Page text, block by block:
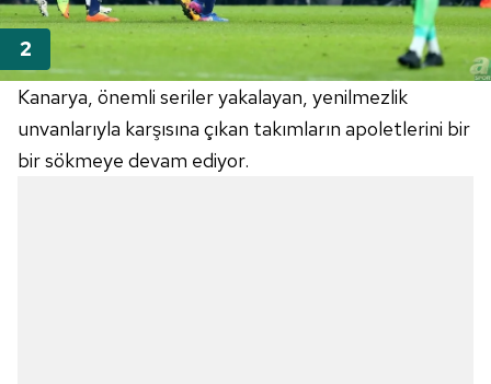
Kanarya, önemli seriler yakalayan, yenilmezlik
unvanlarıyla karşısına çıkan takımların apoletlerini bir
bir sökmeye devam ediyor.